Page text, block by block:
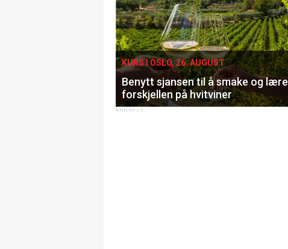
KURS I OSLO, 26. AUGUST
Benytt sjansen til å smake og lære
forskjellen på hvitviner